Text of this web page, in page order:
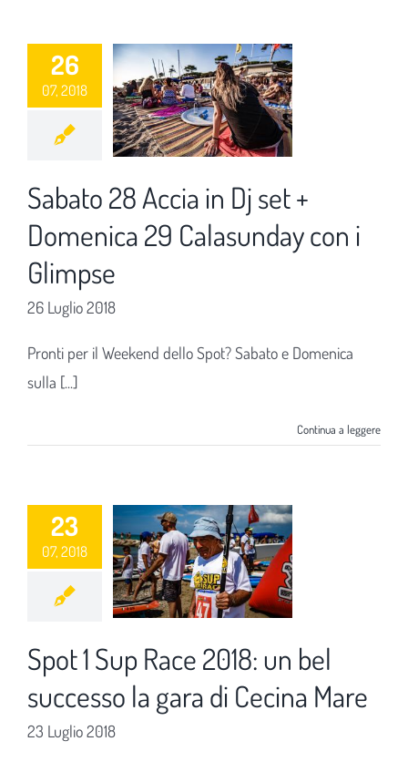
26
07, 2018
Sabato 28 Accia in Dj set +
Domenica 29 Calasunday con i
Glimpse
26 Luglio 2018
Pronti per il Weekend dello Spot? Sabato e Domenica
sulla [...]
Continua a leggere
23
07, 2018
Spot 1 Sup Race 2018: un bel
successo la gara di Cecina Mare
23 Luglio 2018